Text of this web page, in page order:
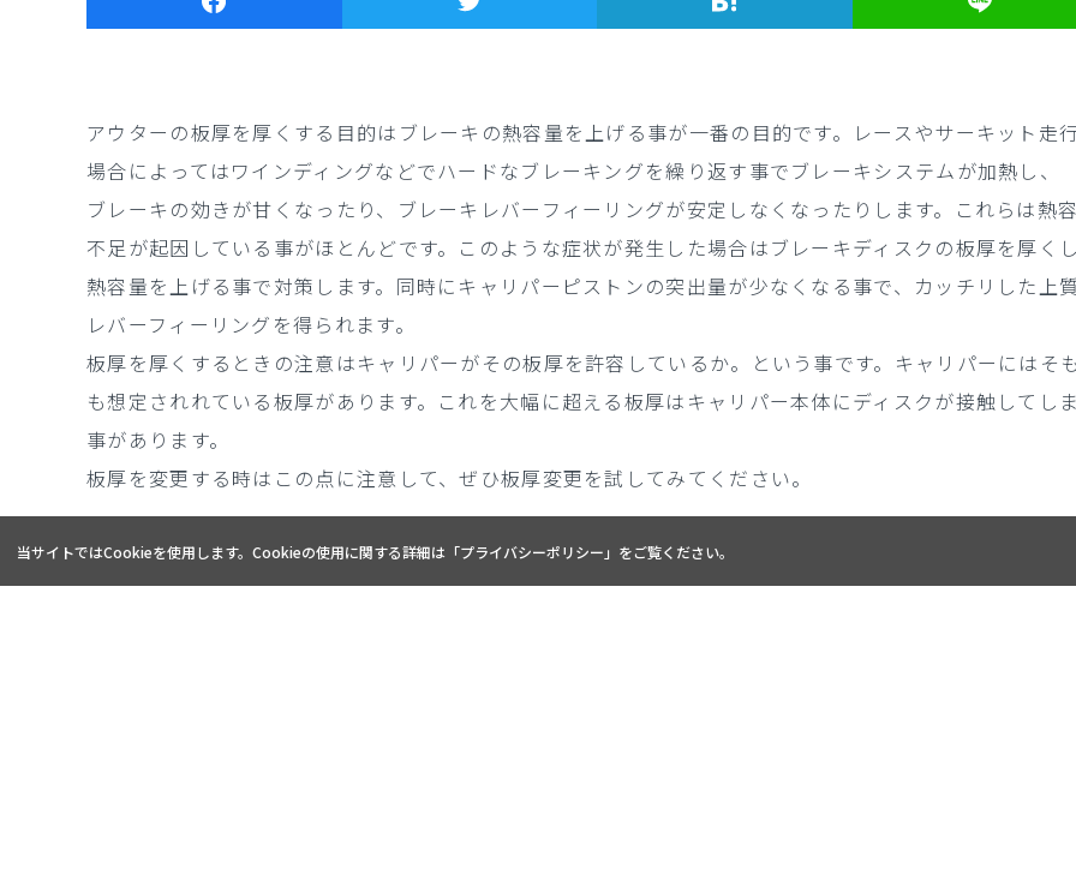
アウターの板厚を厚くする目的はブレーキの熱容量を上げる事が一番の目的です。レースやサーキット走
場合によってはワインディングなどでハードなブレーキングを繰り返す事でブレーキシステムが加熱し、
ブレーキの効きが甘くなったり、ブレーキレバーフィーリングが安定しなくなったりします。これらは熱
不足が起因している事がほとんどです。このような症状が発生した場合はブレーキディスクの板厚を厚く
熱容量を上げる事で対策します。同時にキャリパーピストンの突出量が少なくなる事で、カッチリした上
レバーフィーリングを得られます。
板厚を厚くするときの注意はキャリパーがその板厚を許容しているか。という事です。キャリパーにはそ
も想定されれている板厚があります。これを大幅に超える板厚はキャリパー本体にディスクが接触してし
事があります。
板厚を変更する時はこの点に注意して、ぜひ板厚変更を試してみてください。
当サイトではCookieを使用します。Cookieの使用に関する詳細は「プライバシーポリシー 」をご覧ください。